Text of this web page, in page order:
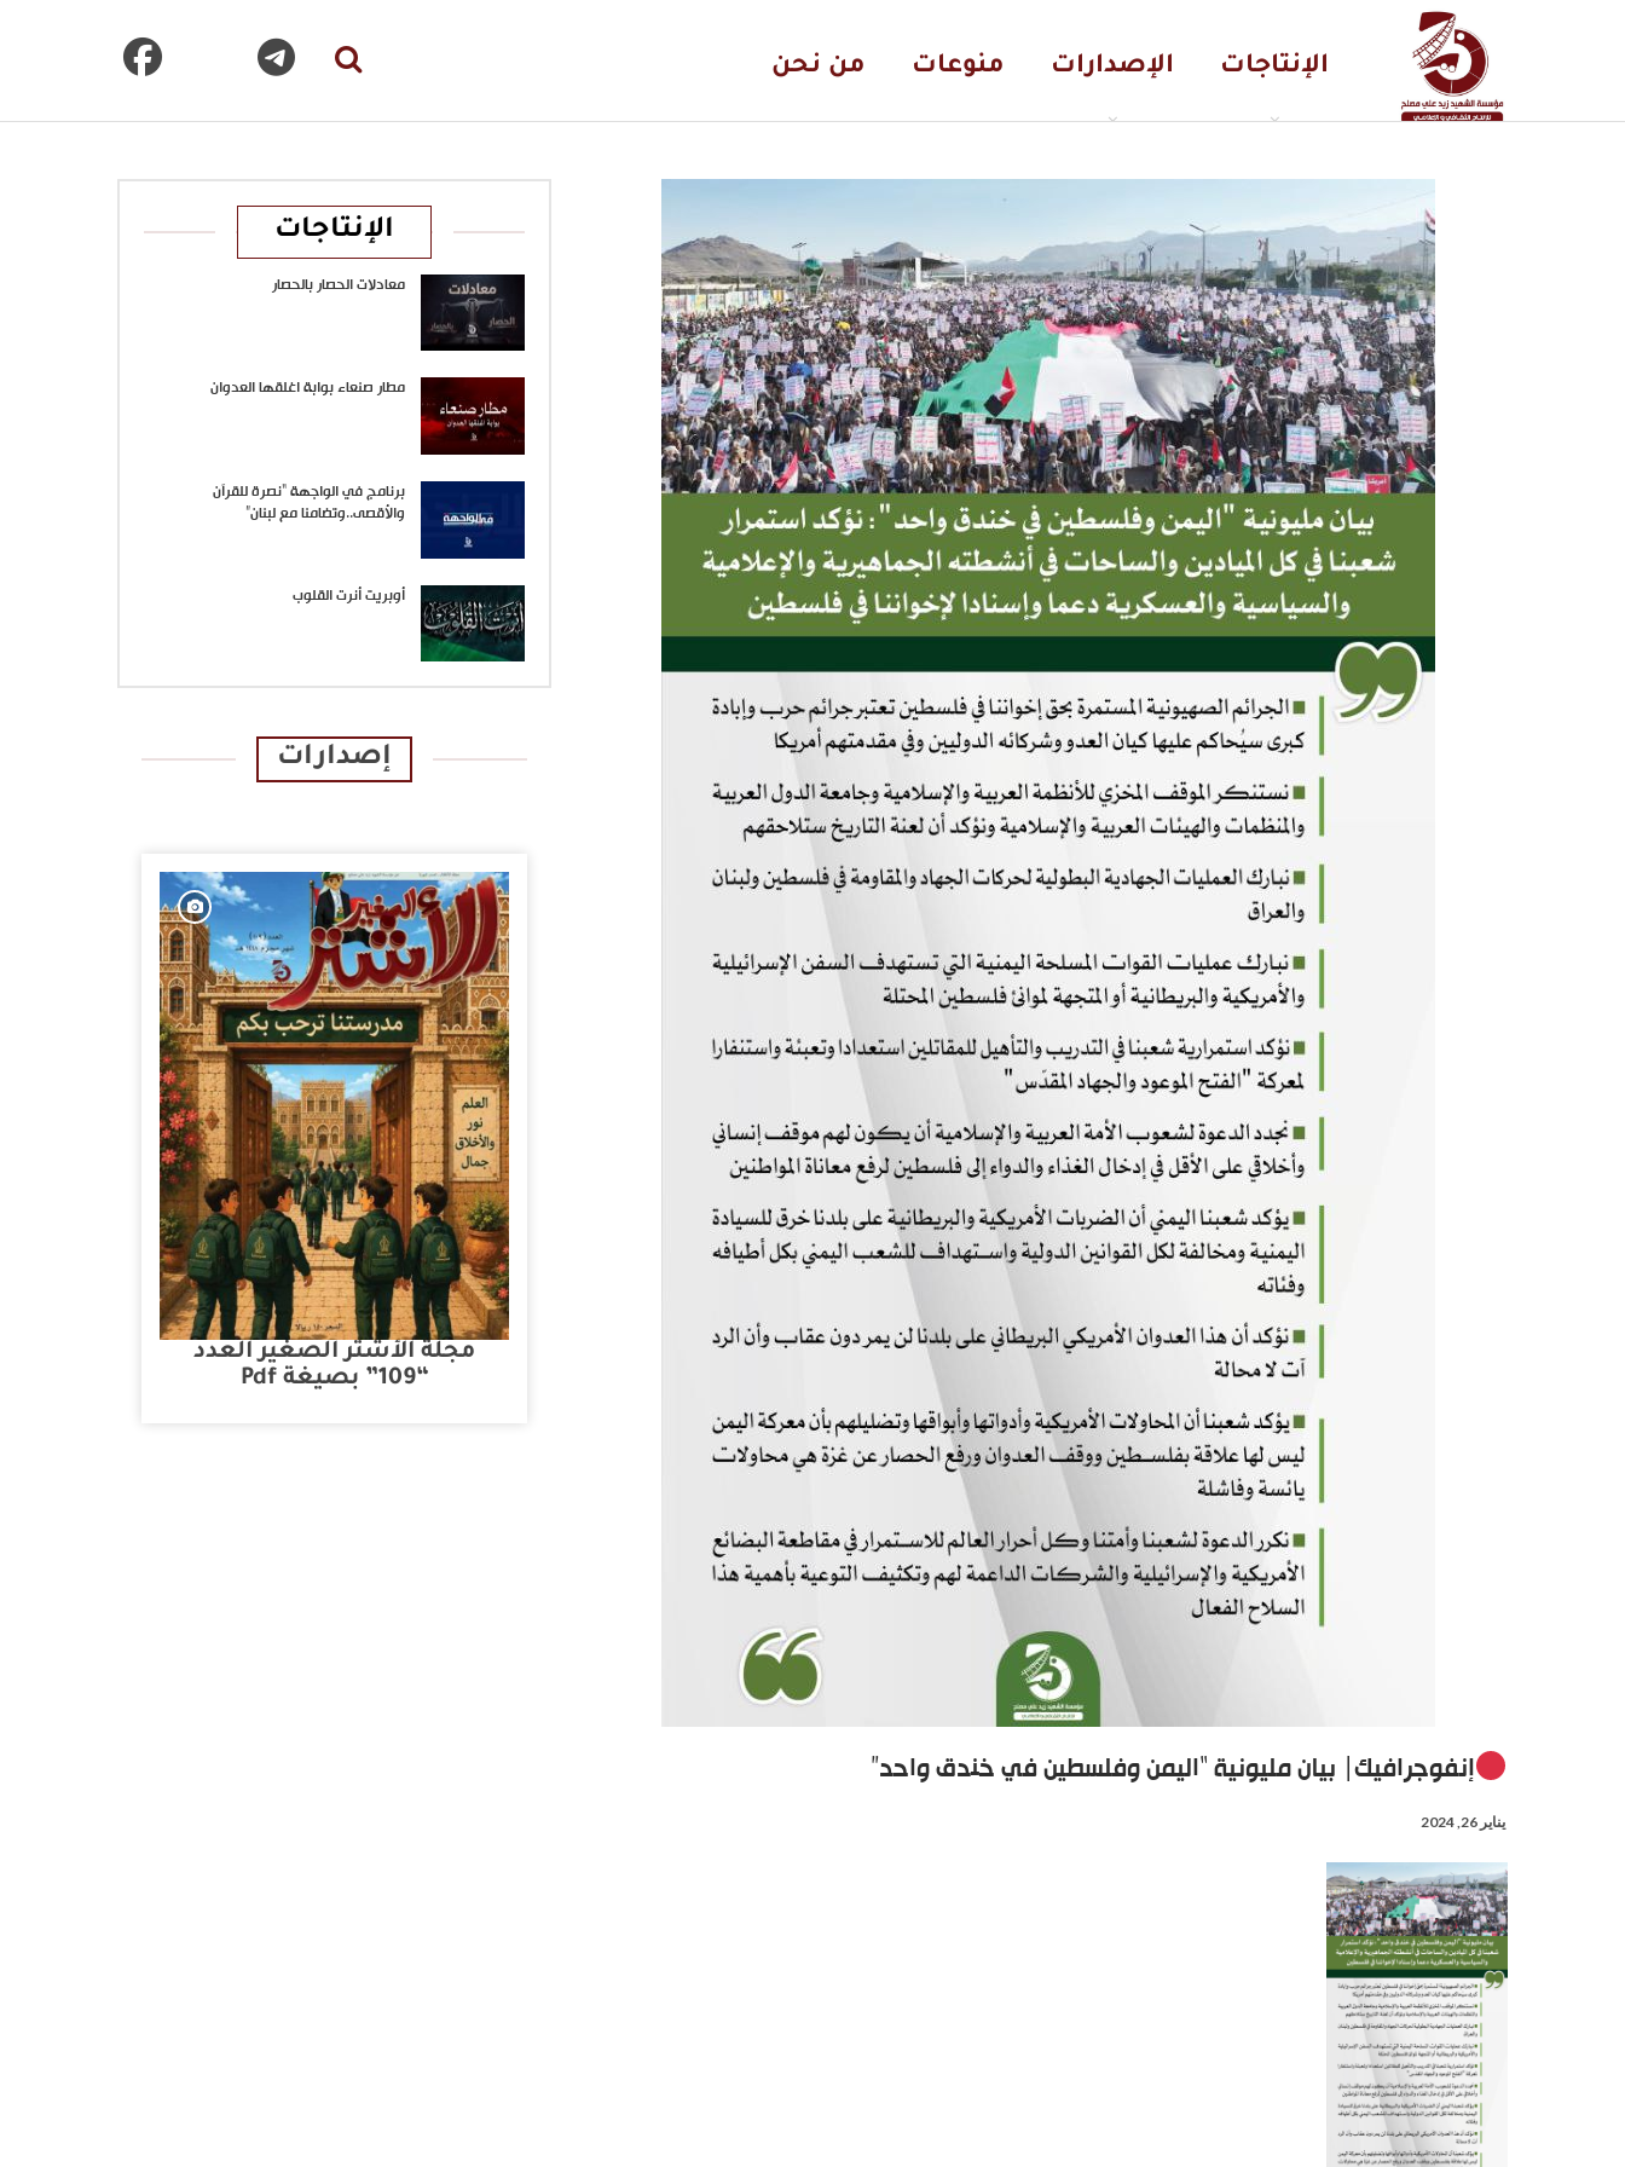
الإنتاجات الإصدارات منوعات من نحن
إنفوجرافيك| بيان مليونية “اليمن وفلسطين في خندق واحد”
يناير 26, 2024
الإنتاجات
معادلات الحصار بالحصار
مطار صنعاء بوابة اغلقها العدوان
برنامج في الواجهة “نصرة للقرآن
والأقصى..وتضامنا مع لبنان”
أوبريت أنرت القلوب
إصدارات
مجلة الأشتر الصغير العدد
“109” بصيغة Pdf